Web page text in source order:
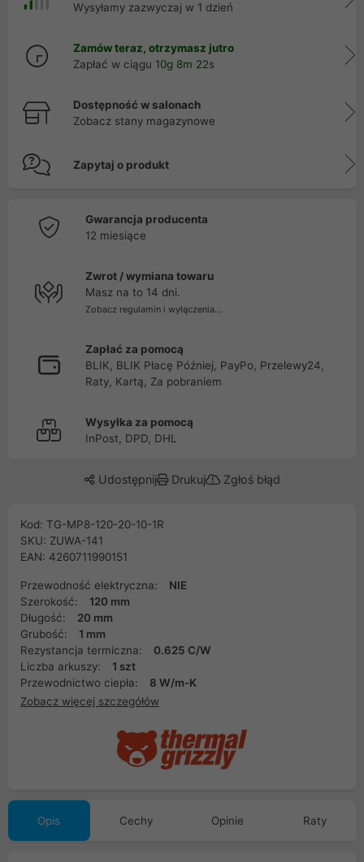
Wysyłamy zazwyczaj w 1 dzień
Zamów teraz, otrzymasz jutro
Zapłać w ciągu 10g 8m 22s
Dostępność w salonach
Zobacz stany magazynowe
Zapytaj o produkt
Gwarancja producenta
12 miesiące
Zwrot / wymiana towaru
Masz na to 14 dni.
Zobacz regulamin i wyłączenia...
Zapłać za pomocą
BLIK, BLIK Płacę Później, PayPo, Przelewy24,
Raty, Kartą, Za pobraniem
Wysyłka za pomocą
InPost, DPD, DHL
Udostępnij Drukuj Zgłoś błąd
Kod: TG-MP8-120-20-10-1R
SKU: ZUWA-141
EAN: 4260711990151
Przewodność elektryczna:
NIE
Szerokość:
120 mm
Długość:
20 mm
Grubość:
1 mm
Rezystancja termiczna:
0.625 C/W
Liczba arkuszy:
1 szt
Przewodnictwo ciepła:
8 W/m-K
Zobacz więcej szczegółów
Opis Cechy Opinie Raty